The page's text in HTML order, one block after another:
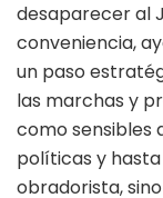
desaparecer al
conveniencia,
un paso
las marchas y
como sensibles
políticas y
obradorista,